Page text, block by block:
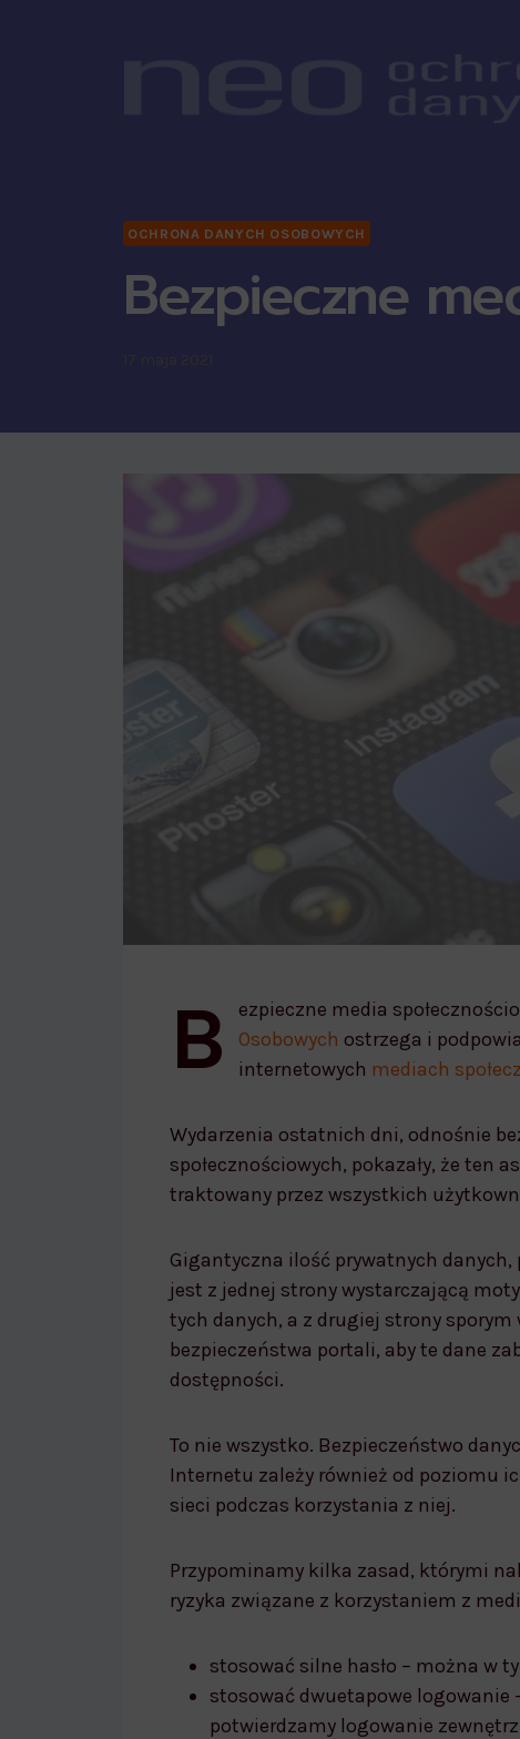
OCHRONA DANYCH OSOBOWYCH
Bezpieczne
bezpieczne media społecznościowe
B ezpieczne media
Osobowych ostrzega i
internetowych mediach
Wydarzenia ostatnich dni, odnośnie
społecznościowych, pokazały, że ten
traktowany przez wszystkich
Gigantyczna ilość prywatnych danych,
jest z jednej strony wystarczającą
tych danych, a z drugiej strony
bezpieczeństwa portali, aby te dane
dostępności.
To nie wszystko. Bezpieczeństwo
Internetu zależy również od poziomu
sieci podczas korzystania z niej.
Przypominamy kilka zasad, którymi
ryzyka związane z korzystaniem z
stosować silne hasło – można w
stosować dwuetapowe logowanie
potwierdzamy logowanie